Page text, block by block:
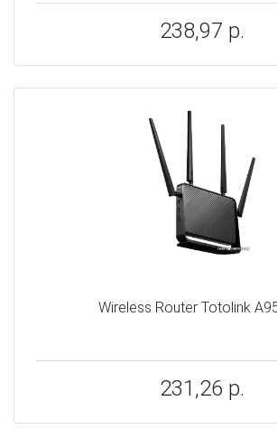
238,97 р.
Wireless Router Totolink
231,26 р.